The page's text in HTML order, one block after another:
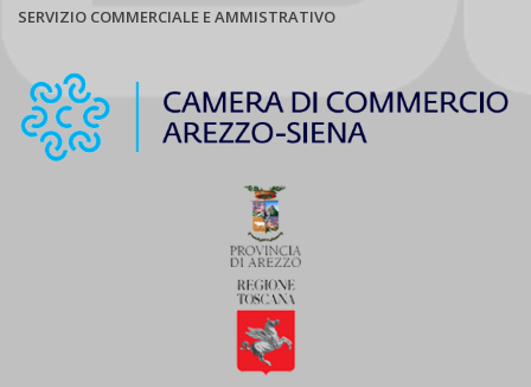
SERVIZIO COMMERCIALE E AMMISTRATIVO